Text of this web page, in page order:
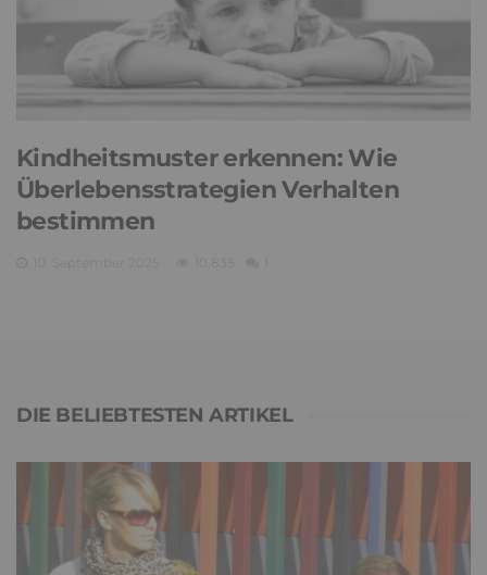
Kindheitsmuster erkennen: Wie
Überlebensstrategien Verhalten
bestimmen
DIE BELIEBTESTEN ARTIKEL